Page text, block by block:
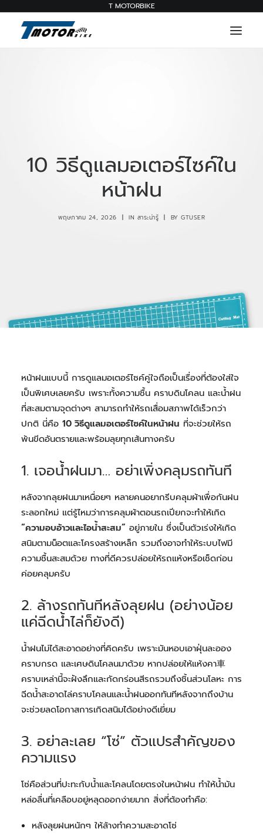
T MOTORBIKE
สาระน่ารู้
063 909 5595
สาระน่ารู้
10 วิธีดูแลมอเตอร์ไซค์ใน
หน้าฝน
พฤษภาคม 24, 2026 | IN สาระน่ารู้ | BYGTUSER
หน้าฝนแบบนี้ การดูแลมอเตอร์ไซค์คู่ใจถือเป็นเรื่องที่ต้องใส่ใจ
เป็นพิเศษเลยครับ เพราะทั้งความชื้น คราบดินโคลน และน้ำฝน
ที่สะสมตามจุดต่างๆ สามารถทำให้รถเสื่อมสภาพได้เร็วกว่า
ปกติ นี่คือ 10 วิธีดูแลมอเตอร์ไซค์ในหน้าฝน ที่จะช่วยให้รถ
พ้นขีดอันตรายและพร้อมลุยทุกเส้นทางครับ
1. เจอน้ำฝนมา… อย่าเพิ่งคลุมรถทันที
หลังจากลุยฝนมาเหนื่อยๆ หลายคนอยากรีบคลุมผ้าเพื่อกันฝน
ระลอกใหม่ แต่รู้ไหมว่าการคลุมผ้าตอนรถเปียกจะทำให้เกิด
“ความอบอ้าวและไอน้ำสะสม” อยู่ภายใน ซึ่งเป็นตัวเร่งให้เกิด
สนิมตามน็อตและโครงสร้างเหล็ก รวมถึงอาจทำให้ระบบไฟมี
ความชื้นสะสมด้วย ทางที่ดีควรปล่อยให้รถแห้งหรือเช็ดก่อน
ค่อยคลุมครับ
2. ล้างรถทันทีหลังลุยฝน (อย่างน้อย
แค่ฉีดน้ำไล่ก็ยังดี)
น้ำฝนไม่ได้สะอาดอย่างที่คิดครับ เพราะมันหอบเอาฝุ่นละออง
คราบกรด และเศษดินโคลนมาด้วย หากปล่อยให้แห้งคา車
คราบเหล่านี้จะฝังลึกและกัดกร่อนสีรถรวมถึงชิ้นส่วนโลหะ การ
ฉีดน้ำสะอาดไล่คราบโคลนและน้ำฝนออกทันทีหลังจากถึงบ้าน
จะช่วยลดโอกาสการเกิดสนิมได้อย่างดีเยี่ยม
3. อย่าละเลย “โซ่” ตัวแปรสำคัญของ
ความแรง
โซ่คือส่วนที่ปะทะกับน้ำและโคลนโดยตรงในหน้าฝน ทำให้น้ำมัน
หล่อลื่นที่เคลือบอยู่หลุดออกง่ายมาก สิ่งที่ต้องทำคือ:
หลังลุยฝนหนักๆ ให้ล้างทำความสะอาดโซ่